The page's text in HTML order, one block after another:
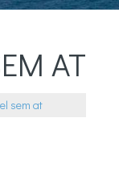
AT
sem at